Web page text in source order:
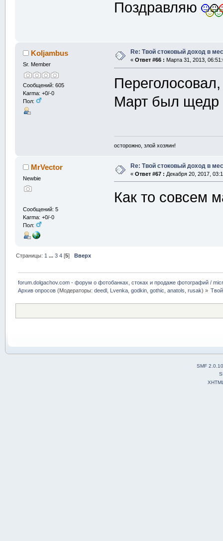
Поздравляю
Koljambus
Sr. Member
Сообщений: 605
Karma: +0/-0
Пол:
Re: Твой стоковый доход в
« Ответ #66 : Марта 31, 2013,
Март был щедр
осторожно, злой хозяин!
MrVector
Newbie
Сообщений: 5
Karma: +0/-0
Пол:
Re: Твой стоковый доход в
« Ответ #67 : Декабря 20, 2017,
Как то совсем
Страницы: 1 ...3 4 [5]Вверх
forum.dolgachov.com - форум о фотобанках, стоках и продаже фотографий /
Архив опросов (Модераторы:deedl , Lvenka,godkin,gothic,anatols,rusak) »
SMF